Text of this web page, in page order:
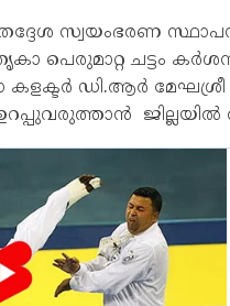
സ്വയംഭരണ
പെരുമാറ്റ ചട്ടം
കളക്ടർ ഡി.ആർ
ഉറപ്പുവരുത്താൻ